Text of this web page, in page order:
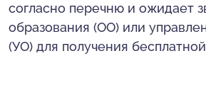
согласно перечню и ожидает
образования (ОО) или
(УО) для получения